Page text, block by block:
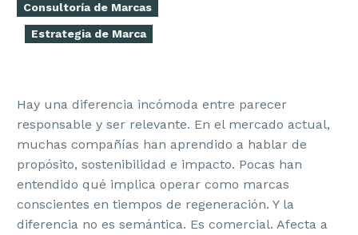
Consultoría de Marcas
Estrategia de Marca
Hay una diferencia incómoda entre parecer
responsable y ser relevante. En el mercado actual,
muchas compañías han aprendido a hablar de
propósito, sostenibilidad e impacto. Pocas han
entendido qué implica operar como marcas
conscientes en tiempos de regeneración. Y la
diferencia no es semántica. Es comercial. Afecta a